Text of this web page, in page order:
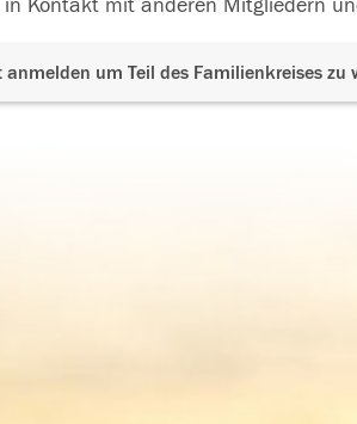
Kontakt mit anderen Mitgliedern
anmelden um Teil des Familienkreises zu